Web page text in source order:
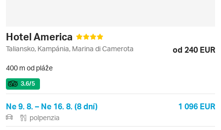
Hotel America
Taliansko, Kampánia, Marina di Camerota od 240 EUR
400 m od pláže
3.6/5
Ne 9. 8. – Ne 16. 8. (8 dní) 1 096 EUR
polpenzia